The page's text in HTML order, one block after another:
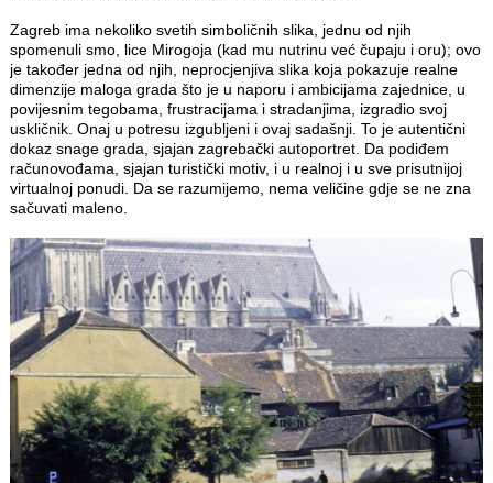
Zagreb ima nekoliko svetih simboličnih slika, jednu od njih
spomenuli smo, lice Mirogoja (kad mu nutrinu već čupaju i oru); ovo
je također jedna od njih, neprocjenjiva slika koja pokazuje realne
dimenzije maloga grada što je u naporu i ambicijama zajednice, u
povijesnim tegobama, frustracijama i stradanjima, izgradio svoj
uskličnik. Onaj u potresu izgubljeni i ovaj sadašnji. To je autentični
dokaz snage grada, sjajan zagrebački autoportret. Da podiđem
računovođama, sjajan turistički motiv, i u realnoj i u sve prisutnijoj
virtualnoj ponudi. Da se razumijemo, nema veličine gdje se ne zna
sačuvati maleno.